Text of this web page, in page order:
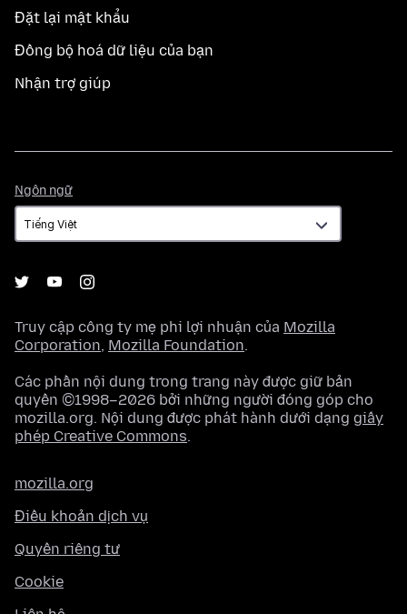
Đặt lại mật khẩu
Đồng bộ hoá dữ liệu của bạn
Nhận trợ giúp
Ngôn ngữ
ngữ
Truy cập công ty mẹ phi lợi nhuận của Mozilla
Corporation, Mozilla Foundation.
Các phần nội dung trong trang này được giữ bản
quyền ©1998–2026 bởi những người đóng góp cho
mozilla.org. Nội dung được phát hành dưới dạng giấy
phép Creative Commons.
mozilla.org
Điều khoản dịch vụ
Quyền riêng tư
Cookie